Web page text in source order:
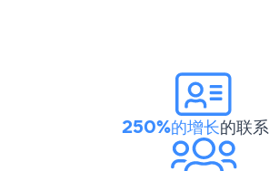
250%的增长的联